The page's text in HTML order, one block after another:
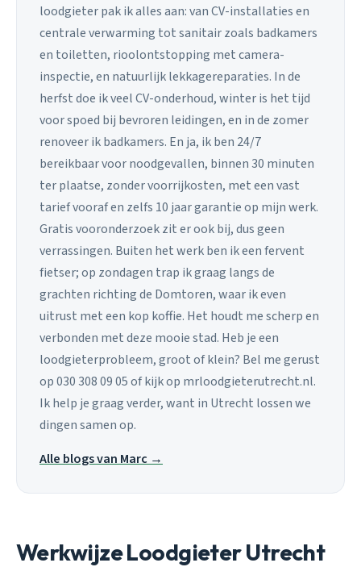
loodgieter pak ik alles aan: van CV-installaties en
centrale verwarming tot sanitair zoals badkamers
en toiletten, rioolontstopping met camera-
inspectie, en natuurlijk lekkagereparaties. In de
herfst doe ik veel CV-onderhoud, winter is het tijd
voor spoed bij bevroren leidingen, en in de zomer
renoveer ik badkamers. En ja, ik ben 24/7
bereikbaar voor noodgevallen, binnen 30 minuten
ter plaatse, zonder voorrijkosten, met een vast
tarief vooraf en zelfs 10 jaar garantie op mijn werk.
Gratis vooronderzoek zit er ook bij, dus geen
verrassingen. Buiten het werk ben ik een fervent
fietser; op zondagen trap ik graag langs de
grachten richting de Domtoren, waar ik even
uitrust met een kop koffie. Het houdt me scherp en
verbonden met deze mooie stad. Heb je een
loodgieterprobleem, groot of klein? Bel me gerust
op 030 308 09 05 of kijk op mrloodgieterutrecht.nl.
Ik help je graag verder, want in Utrecht lossen we
dingen samen op.
Alle blogs van Marc →
Werkwijze Loodgieter Utrecht